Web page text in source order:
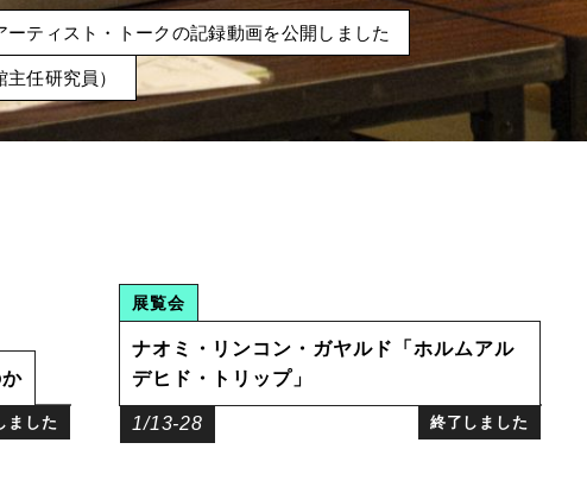
ティスト・トークの記録動画を公開しました
任研究員）
ーシュ・ラージ・バリ
た映像
る人は」リーディングプログラム記録映像
PICK UP EVENT
ました 1/13-28 終了しました
展覧会
ナオミ・リンコン・ガヤルド「ホルムアル
デヒド・トリップ」